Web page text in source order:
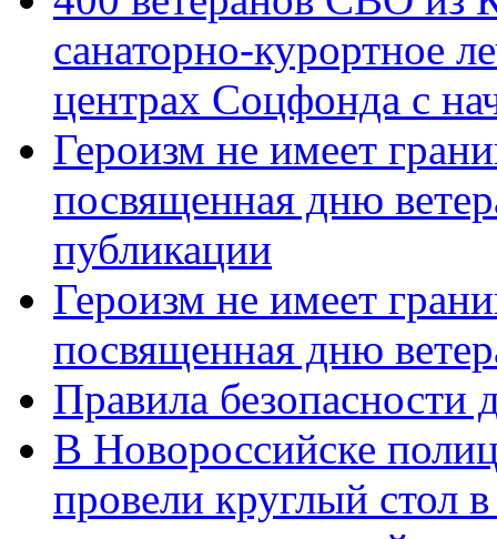
санаторно-курортное
центрах Соцфонда с
Героизм не имеет
посвященная дню
публикации
Героизм не имеет
посвященная дню
Правила безопасности
В Новороссийске
провели круглый стол